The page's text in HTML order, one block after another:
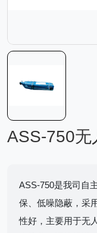
ASS-750无
ASS-750是我司自
保、低噪隐蔽，采
性好，主要用于无